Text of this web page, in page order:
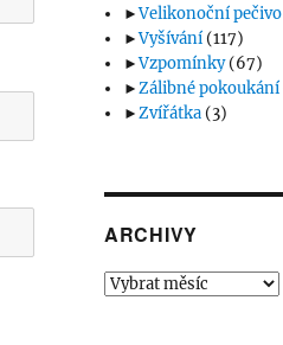
►Velikonoční pečivo
►Vyšívání (117)
►Vzpomínky(67)
►Zálibné pokoukání
►Zvířátka (3)
ARCHIVY
Archivy